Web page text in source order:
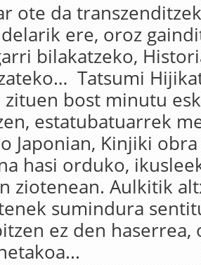
ote da
ere, oroz
bilakatzeko,
Tatsumi
zituen bost minutu
estatubatuarrek
Japonian, Kinjiki
hasi orduko,
ziotenean. Aulkitik
sumindura
ez den